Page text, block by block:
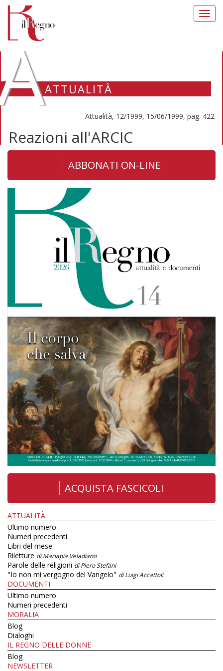
ATTUALITÀ
Attualità, 12/1999, 15/06/1999, pag. 422
Reazioni all'ARCIC
ABBONATI ON-LINE
ACQUISTA FASCICOLI
ATTUALITÀ
Ultimo numero
Numeri precedenti
Libri del mese
Riletture di Mariapia Veladiano
Parole delle religioni di Piero Stefani
"Io non mi vergogno del Vangelo" di Luigi Accattoli
DOCUMENTI
Ultimo numero
Numeri precedenti
MORALIA
Blog
Dialoghi
IL REGNO DELLE DONNE
Blog
NEWSLETTER